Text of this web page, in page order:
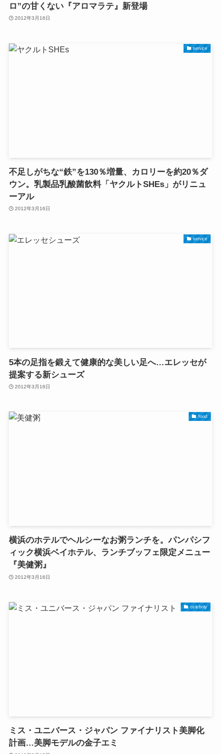
ロ”の甘くない『アロマラテ』新登場
2012年3月16日
service
不足しがちな“鉄”を130％増量、カロリーを約20％ダ
ウン。乳製品乳酸菌飲料「ヤクルトSHEs」がリニュ
ーアル
2012年3月16日
service
5本の足指を鍛えて健康的な美しい足へ…エレッセが
提案する新シューズ
2012年3月16日
food
横浜のホテルでヘルシーなお粥ランチを。パンパシフ
ィック横浜ベイホテル、ランチブッフェ限定メニュー
『美健粥』
2012年3月16日
celebrity
ミス・ユニバース・ジャパン ファイナリスト美脚化
計画…美脚モデルの金子エミ